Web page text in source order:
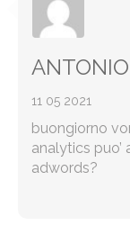
ANTONIO
11 05 2021
buongiorno
analytics
adwords?